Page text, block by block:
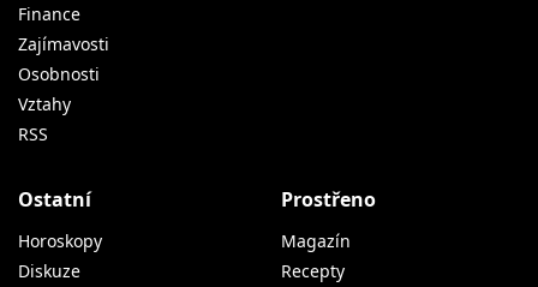
Finance
Zajímavosti
Osobnosti
Vztahy
RSS
Ostatní
Horoskopy
Diskuze
Prostřeno
Magazín
Recepty